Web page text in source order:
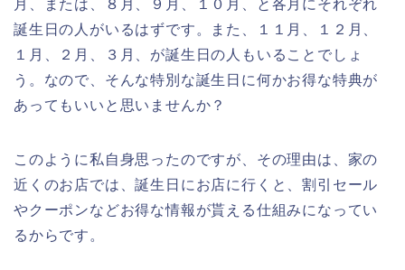
月、または、８月、９月、１０月、と各月にそれぞれ
誕生日の人がいるはずです。また、１１月、１２月、
１月、２月、３月、が誕生日の人もいることでしょ
う。なので、そんな特別な誕生日に何かお得な特典が
あってもいいと思いませんか？
このように私自身思ったのですが、その理由は、家の
近くのお店では、誕生日にお店に行くと、割引セール
やクーポンなどお得な情報が貰える仕組みになってい
るからです。